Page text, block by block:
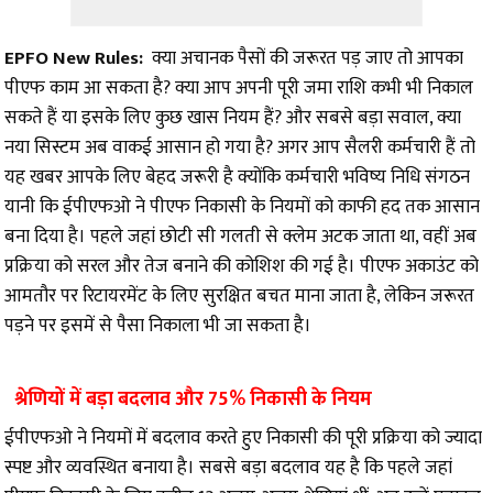
EPFO New Rules: क्या अचानक पैसों की जरूरत पड़ जाए तो आपका
पीएफ काम आ सकता है? क्या आप अपनी पूरी जमा राशि कभी भी निकाल
सकते हैं या इसके लिए कुछ खास नियम हैं? और सबसे बड़ा सवाल, क्या
नया सिस्टम अब वाकई आसान हो गया है? अगर आप सैलरी कर्मचारी हैं तो
यह खबर आपके लिए बेहद जरूरी है क्योंकि कर्मचारी भविष्य निधि संगठन
यानी कि ईपीएफओ ने पीएफ निकासी के नियमों को काफी हद तक आसान
बना दिया है। पहले जहां छोटी सी गलती से क्लेम अटक जाता था, वहीं अब
प्रक्रिया को सरल और तेज बनाने की कोशिश की गई है। पीएफ अकाउंट को
आमतौर पर रिटायरमेंट के लिए सुरक्षित बचत माना जाता है, लेकिन जरूरत
पड़ने पर इसमें से पैसा निकाला भी जा सकता है।
श्रेणियों में बड़ा बदलाव और 75% निकासी के नियम
ईपीएफओ ने नियमों में बदलाव करते हुए निकासी की पूरी प्रक्रिया को ज्यादा
स्पष्ट और व्यवस्थित बनाया है। सबसे बड़ा बदलाव यह है कि पहले जहां